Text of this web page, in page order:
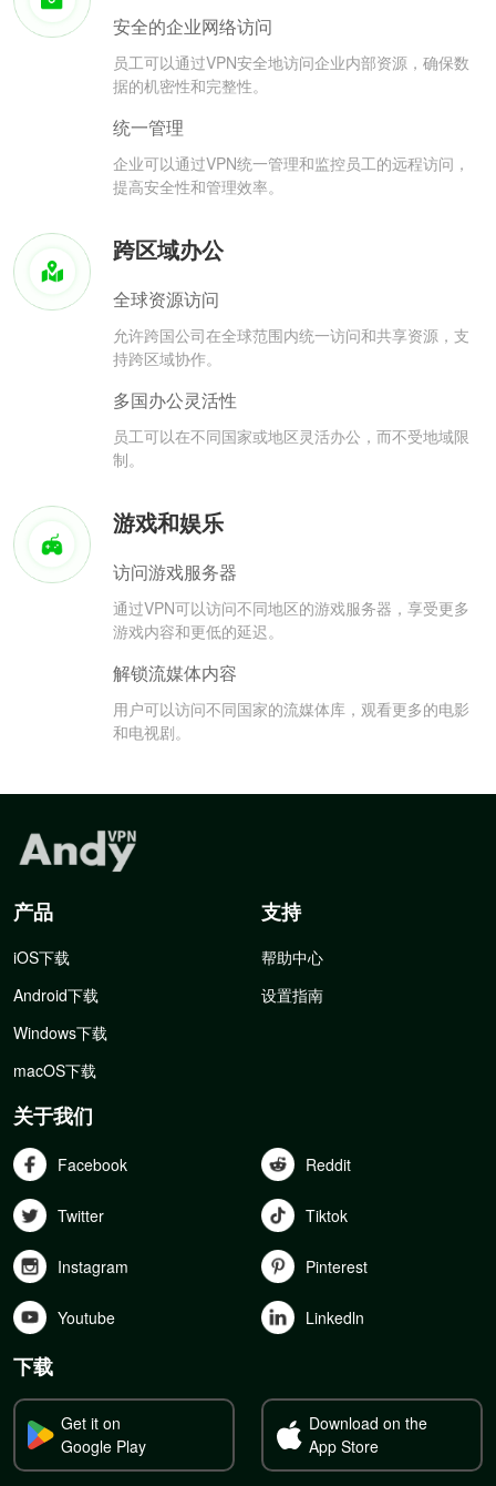
安全的企业网络访问
员工可以通过VPN安全地访问企业内部资源，确保数
据的机密性和完整性。
统一管理
企业可以通过VPN统一管理和监控员工的远程访问，
提高安全性和管理效率。
跨区域办公
全球资源访问
允许跨国公司在全球范围内统一访问和共享资源，支
持跨区域协作。
多国办公灵活性
员工可以在不同国家或地区灵活办公，而不受地域限
制。
游戏和娱乐
访问游戏服务器
通过VPN可以访问不同地区的游戏服务器，享受更多
游戏内容和更低的延迟。
解锁流媒体内容
用户可以访问不同国家的流媒体库，观看更多的电影
和电视剧。
产品
iOS下载
Android下载
Windows下载
macOS下载
支持
帮助中心
设置指南
关于我们
Facebook Reddit
Twitter Tiktok
Instagram Pinterest
Youtube Linkedln
下载
Get it on
Google Play
Download on the
App Store